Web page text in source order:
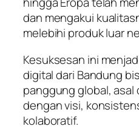
dan mengakui
melebihi produk luar
Kesuksesan ini
digital dari Bandung
panggung global, asal
dengan visi,
kolaboratif.